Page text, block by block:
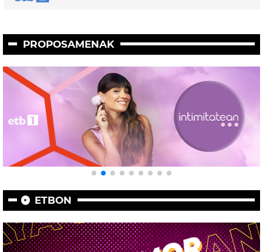
PROPOSAMENAK
ETBON